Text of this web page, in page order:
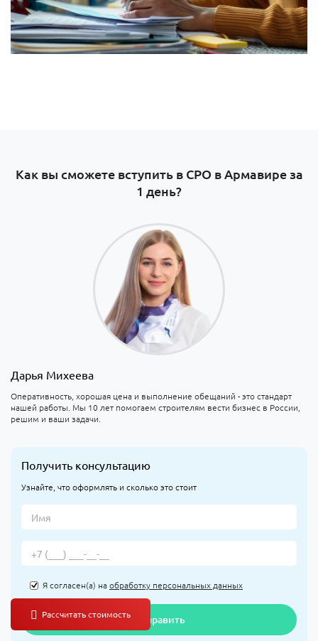
Как вы сможете вступить в СРО в Армавире за
1 день?
Дарья Михеева
Оперативность, хорошая цена и выполнение обещаний - это стандарт
нашей работы. Мы 10 лет помогаем строителям вести бизнес в России,
решим и ваши задачи.
Получить консультацию
Узнайте, что оформлять и сколько это стоит
Я согласен(а) наобработку персональных данных
Отправить